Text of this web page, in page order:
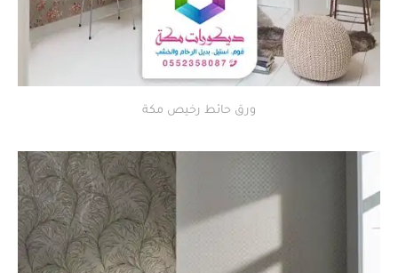
ورق حائط رخيص مكة